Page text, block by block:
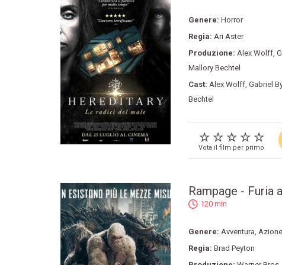
Genere: Horror
Regia: Ari Aster
Produzione: Alex Wolff,
Mallory Bechtel
Cast: Alex Wolff, Gabriel
Bechtel
Vota il film per primo
Rampage - Furia
120 min
Genere: Avventura Azione
Regia: Brad Peyton